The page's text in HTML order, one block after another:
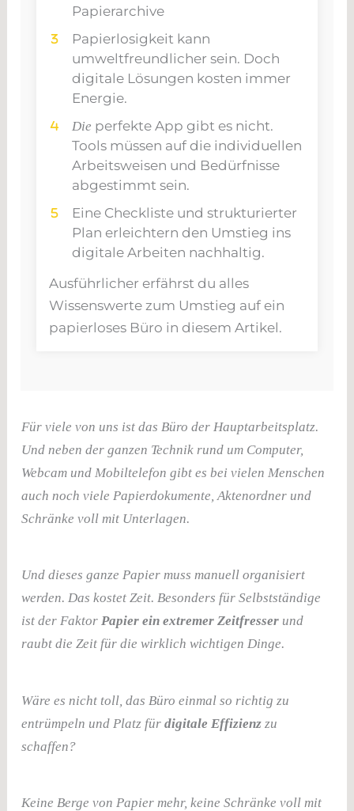
Papierarchive
Papierlosigkeit kann
umweltfreundlicher sein. Doch
digitale Lösungen kosten immer
Energie.
Die perfekte App gibt es nicht.
Tools müssen auf die individuellen
Arbeitsweisen und Bedürfnisse
abgestimmt sein.
Eine Checkliste und strukturierter
Plan erleichtern den Umstieg ins
digitale Arbeiten nachhaltig.
Ausführlicher erfährst du alles
Wissenswerte zum Umstieg auf ein
papierloses Büro in diesem Artikel.
Für viele von uns ist das Büro der Hauptarbeitsplatz.
Und neben der ganzen Technik rund um Computer,
Webcam und Mobiltelefon gibt es bei vielen Menschen
auch noch viele Papierdokumente, Aktenordner und
Schränke voll mit Unterlagen.
Und dieses ganze Papier muss manuell organisiert
werden. Das kostet Zeit. Besonders für Selbstständige
ist der FaktorPapier ein extremer Zeitfresser und
raubt die Zeit für die wirklich wichtigen Dinge.
Wäre es nicht toll, das Büro einmal so richtig zu
entrümpeln und Platz fürdigitale Effizienzzu
schaffen?
Keine Berge von Papier mehr, keine Schränke voll mit